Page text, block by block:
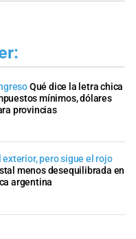
Qué dice la letra chica
mínimos, dólares
provincias
pero sigue el rojo
menos desequilibrada en
argentina